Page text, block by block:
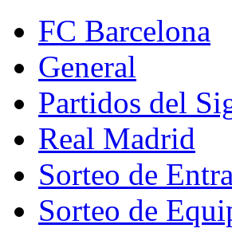
FC Barcelona
General
Partidos del
Real Madrid
Sorteo de
Sorteo de